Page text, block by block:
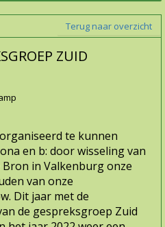
Terug naar overzicht
ZUID
te kunnen
en b: door wisseling van
in Valkenburg onze
van onze
Dit jaar met de
de gespreksgroep Zuid